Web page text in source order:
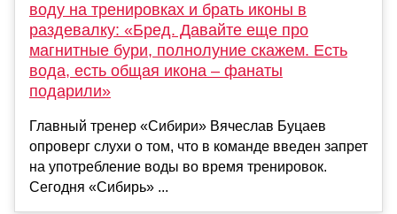
воду на тренировках и брать иконы в
раздевалку: «Бред. Давайте еще про
магнитные бури, полнолуние скажем. Есть
вода, есть общая икона – фанаты
подарили»
Главный тренер «Сибири» Вячеслав Буцаев
опроверг слухи о том, что в команде введен запрет
на употребление воды во время тренировок.
Сегодня «Сибирь» ...